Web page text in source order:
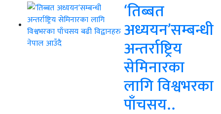
‘तिब्बत
अध्ययन’सम्बन्धी
अन्तर्राष्ट्रिय
सेमिनारका
लागि विश्वभरका
पाँचसय..